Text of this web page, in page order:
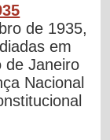
de 1935,
em
de Janeiro
Nacional